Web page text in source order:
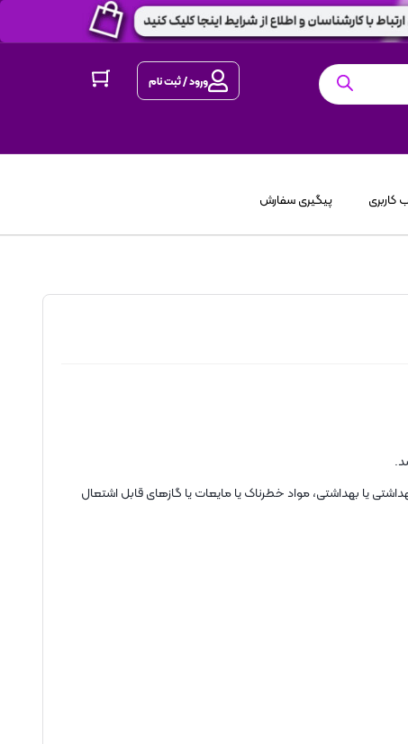
ورود / ثبت نام
پیگیری سفارش
یا بهداشتی، مواد خطرناک یا مایعات یا گازهای قابل اشتعال